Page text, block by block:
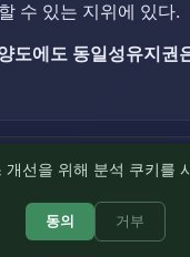
수 있는 지위에 있다.
도에도 동일성유지권
형식의 변경 여부 —
성유지권 침해는 저작물
개선을 위해 분석 쿠키를
동의 거부